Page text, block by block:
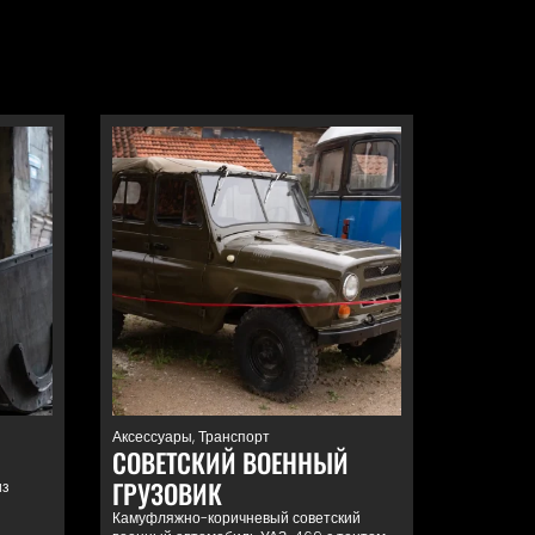
Аксессуары,Транспорт
СОВЕТСКИЙ ВОЕННЫЙ
ГРУЗОВИК
Камуфляжно-коричневый советский